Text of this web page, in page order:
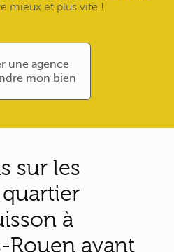
mieux et plus vite !
une agence
mon bien
sur les
à
Rouen avant